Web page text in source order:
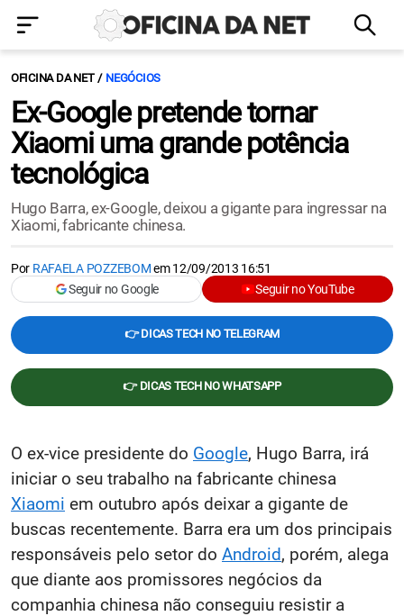
OFICINA DA NET NEGÓCIOS
Ex-Google pretende tornar
Xiaomi uma grande potência
tecnológica
Hugo Barra, ex-Google, deixou a gigante para ingressar na
Xiaomi, fabricante chinesa.
Por RAFAELA POZZEBOMem12/09/2013 16:51
Seguir no Google
Seguir no YouTube
👉 DICAS TECH NO TELEGRAM
👉 DICAS TECH NO WHATSAPP
O ex-vice presidente do Google, Hugo Barra, irá
iniciar o seu trabalho na fabricante chinesa
Xiaomi em outubro após deixar a gigante de
buscas recentemente. Barra era um dos principais
responsáveis pelo setor do Android, porém, alega
que diante aos promissores negócios da
companhia chinesa não conseguiu resistir a